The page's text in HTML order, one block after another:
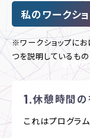
私のワークシ
※ワークショップにお
つを説明しているもの
感察力
休憩時間
これはプログラ